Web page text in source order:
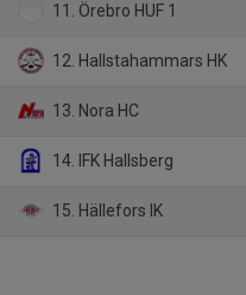
11. Örebro HUF 1
12. Hallstahammars HK
13. Nora HC
14. IFK Hallsberg
15. Hällefors IK